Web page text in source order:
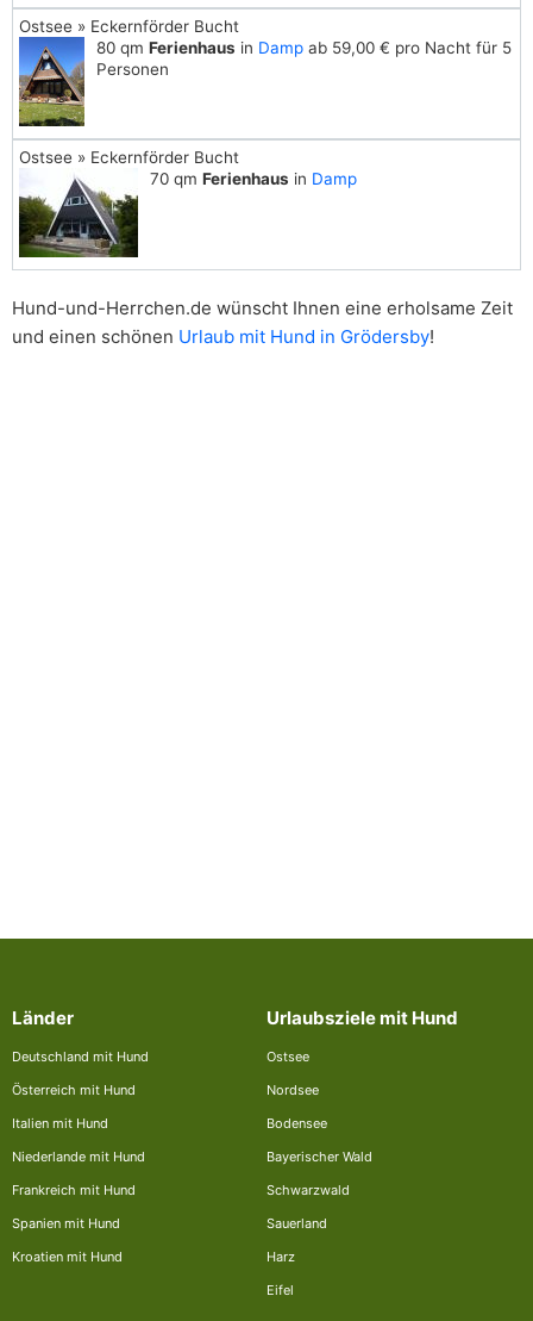
Ostsee » Eckernförder Bucht
80 qm Ferienhaus in Damp ab 59,00 € pro Nacht für 5
Personen
Ostsee » Eckernförder Bucht
70 qm Ferienhaus in Damp
Hund-und-Herrchen.de wünscht Ihnen eine erholsame Zeit
und einen schönen Urlaub mit Hund in Grödersby!
Länder
Deutschland mit Hund
Österreich mit Hund
Italien mit Hund
Niederlande mit Hund
Frankreich mit Hund
Spanien mit Hund
Kroatien mit Hund
Urlaubsziele mit Hund
Ostsee
Nordsee
Bodensee
Bayerischer Wald
Schwarzwald
Sauerland
Harz
Eifel